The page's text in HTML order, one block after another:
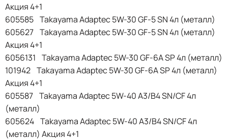
Акция 4+1
605585 Takayama Adaptec 5W-30 GF-5 SN 4л (металл)
605627 Takayama Adaptec 5W-30 GF-5 SN 4л (металл)
Акция 4+1
6056131 Takayama Adaptec 5W-30 GF-6A SP 4л (металл)
101942 Takayama Adaptec 5W-30 GF-6A SP 4л (металл)
Акция 4+1
605587 Takayama Adaptec 5W-40 A3/B4 SN/CF 4л
(металл)
605624 Takayama Adaptec 5W-40 A3/B4 SN/CF 4л
(металл) Акция 4+1